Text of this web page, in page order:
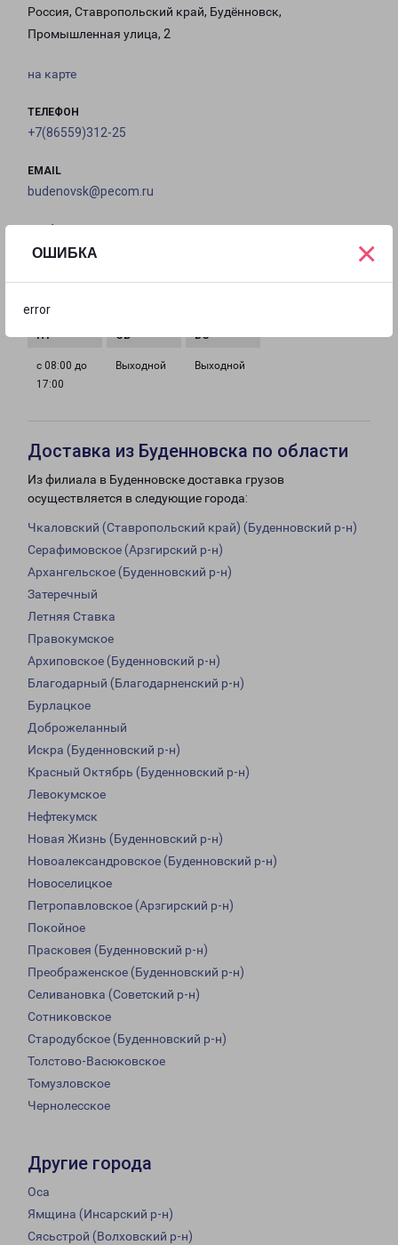
ОШИБКА
error
×
Россия, Ставропольский край, Будённовск,
Промышленная улица, 2
на карте
ТЕЛЕФОН
+7(86559)312-25
EMAIL
budenovsk@pecom.ru
17:00
с 08:00 до
17:00
Выходной Выходной
Доставка из Буденновска по области
Из филиала в Буденновске доставка грузов
осуществляется в следующие города:
Чкаловский (Ставропольский край) (Буденновский р-н)
Серафимовское (Арзгирский р-н)
Архангельское (Буденновский р-н)
Затеречный
Летняя Ставка
Правокумское
Архиповское (Буденновский р-н)
Благодарный (Благодарненский р-н)
Бурлацкое
Доброжеланный
Искра (Буденновский р-н)
Красный Октябрь (Буденновский р-н)
Левокумское
Нефтекумск
Новая Жизнь (Буденновский р-н)
Новоалександровское (Буденновский р-н)
Новоселицкое
Петропавловское (Арзгирский р-н)
Покойное
Прасковея (Буденновский р-н)
Преображенское (Буденновский р-н)
Селивановка (Советский р-н)
Сотниковское
Стародубское (Буденновский р-н)
Толстово-Васюковское
Томузловское
Чернолесское
Другие города
Оса
Ямщина (Инсарский р-н)
Сясьстрой (Волховский р-н)